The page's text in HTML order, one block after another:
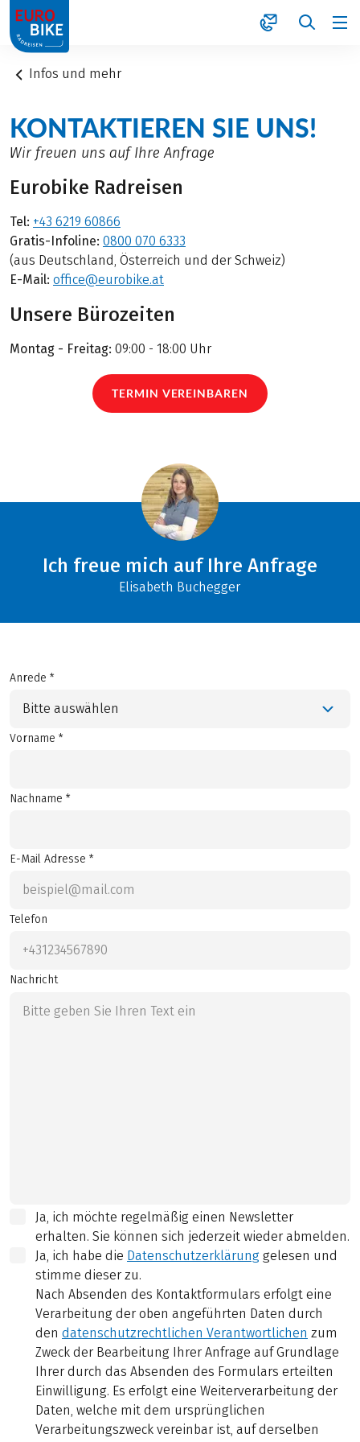
1
Infos und mehr
KONTAKTIEREN SIE UNS!
Wir freuen uns auf Ihre Anfrage
Eurobike Radreisen
Tel: +43 6219 60866
Gratis-Infoline: 0800 070 6333
(aus Deutschland, Österreich und der Schweiz)
E-Mail: office@eurobike.at
Unsere Bürozeiten
Montag - Freitag: 09:00 - 18:00 Uhr
TERMIN VEREINBAREN
Ich freue mich auf Ihre Anfrage
Elisabeth Buchegger
Anrede *
Bitte auswählen
Vorname *
Nachname *
E-Mail Adresse *
Telefon
Nachricht
Ja, ich möchte regelmäßig einen Newsletter
erhalten. Sie können sich jederzeit wieder abmelden.
Ja, ich habe die Datenschutzerklärung gelesen und
stimme dieser zu.
Nach Absenden des Kontaktformulars erfolgt eine
Verarbeitung der oben angeführten Daten durch
den datenschutzrechtlichen Verantwortlichen zum
Zweck der Bearbeitung Ihrer Anfrage auf Grundlage
Ihrer durch das Absenden des Formulars erteilten
Einwilligung. Es erfolgt eine Weiterverarbeitung der
Daten, welche mit dem ursprünglichen
Verarbeitungszweck vereinbar ist, auf derselben